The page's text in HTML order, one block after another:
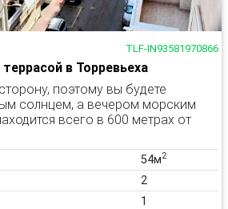
TLF-IN93581970866
в Торревьеха
поэтому вы будете
солнцем, а вечером морским
всего в 600 метрах от
54м2
2
1